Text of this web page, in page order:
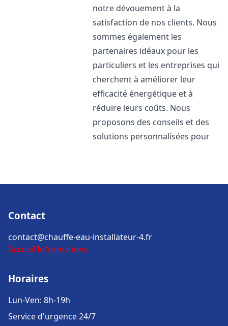
notre dévouement à la
satisfaction de nos clients. Nous
sommes également les
partenaires idéaux pour les
particuliers et les entreprises qui
cherchent à améliorer leur
efficacité énergétique et à
réduire leurs coûts. Nous
proposons des conseils et des
solutions personnalisées pour
Contact
contact@chauffe-eau-installateur-4.fr
Accueil Informations
Horaires
Lun-Ven: 8h-19h
Service d'urgence 24/7